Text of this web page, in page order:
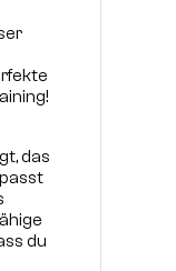
das
du